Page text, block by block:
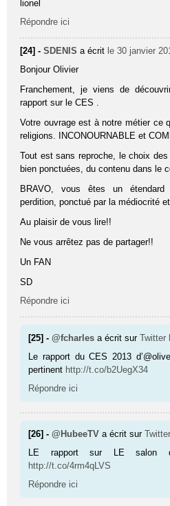
lionel
Répondre ici
[24] -SDENIS a écrit le 30 janvier
Bonjour Olivier
Franchement, je viens de
rapport sur le CES .
Votre ouvrage est à notre métier ce
religions. INCONOURNABLE et
Tout est sans reproche, le choix
bien ponctuées, du contenu dans le
BRAVO, vous êtes un
perdition, ponctué par la médiocrité
Au plaisir de vous lire!!
Ne vous arrêtez pas de partager!!
Un FAN
SD
Répondre ici
[25] -@fcharles a écrit surTwitter
Le rapport du CES 2013
pertinent http://t.co/b2UegX34
Répondre ici
[26] -@HubeeTV a écrit surTwitter
LE rapport sur LE salon
http://t.co/4rm4qLVS
Répondre ici